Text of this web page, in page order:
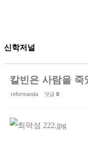
신학저널
칼빈은 사람을 죽
reformanda 댓글 0